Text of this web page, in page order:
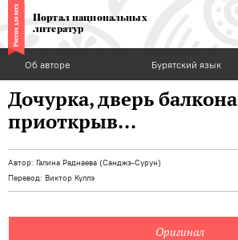
Портал национальных
литератур
Об авторе Бурятский язык
Дочурка, дверь балкона
приоткрыв...
Автор: Галина Раднаева (Санджэ-Сурун)
Перевод: Виктор Куллэ
Оригинал